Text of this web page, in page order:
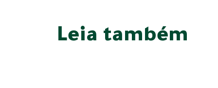
Leia também